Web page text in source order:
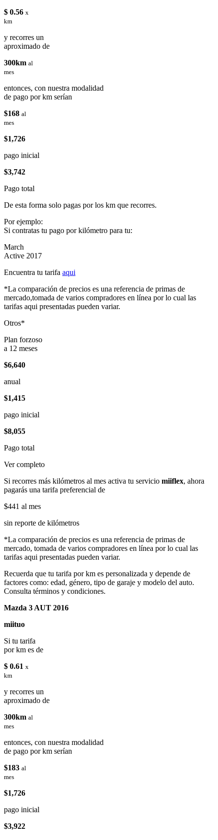
$ 0.56 x
km
y recorres un
aproximado de
300km al
mes
entonces, con nuestra modalidad
de pago por km serían
$168 al
mes
$1,726
pago inicial
$3,742
Pago total
De esta forma solo pagas por los km que recorres.
Por ejemplo:
Si contratas tu pago por kilómetro para tu:
March
Active 2017
Encuentra tu tarifa aqui
*La comparación de precios es una referencia de primas de
mercado,tomada de varios compradores en línea por lo cual las
tarifas aqui presentadas pueden variar.
Otros*
Plan forzoso
a 12 meses
$6,640
anual
$1,415
pago inicial
$8,055
Pago total
Ver completo
Si recorres más kilómetros al mes activa tu servicio miiflex, ahora
pagarás una tarifa preferencial de
$441 al mes
sin reporte de kilómetros
*La comparación de precios es una referencia de primas de
mercado, tomada de varios compradores en línea por lo cual las
tarifas aqui presentadas pueden variar.
Recuerda que tu tarifa por km es personalizada y depende de
factores como: edad, género, tipo de garaje y modelo del auto.
Consulta términos y condiciones.
Mazda 3 AUT 2016
miituo
Si tu tarifa
por km es de
$ 0.61 x
km
y recorres un
aproximado de
300km al
mes
entonces, con nuestra modalidad
de pago por km serían
$183 al
mes
$1,726
pago inicial
$3,922